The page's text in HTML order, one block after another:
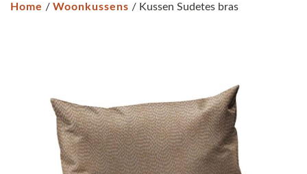
Home / Woonkussens / Kussen Sudetes bras